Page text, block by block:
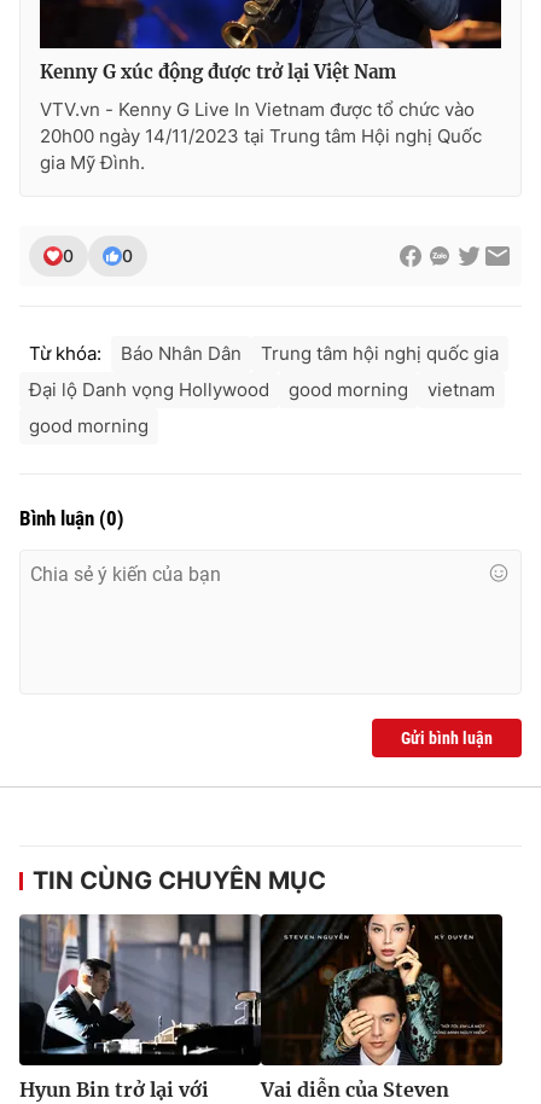
Kenny G xúc động được trở lại Việt Nam
VTV.vn - Kenny G Live In Vietnam được tổ chức vào
20h00 ngày 14/11/2023 tại Trung tâm Hội nghị Quốc
gia Mỹ Đình.
0 0
Từ khóa: Báo Nhân Dân
Trung tâm hội nghị quốc gia
Đại lộ Danh vọng Hollywood
good morning
vietnam
good morning
Bình luận (0)
Gửi bình luận
TIN CÙNG CHUYÊN MỤC
Hyun Bin trở lại với
Vai diễn của Steven